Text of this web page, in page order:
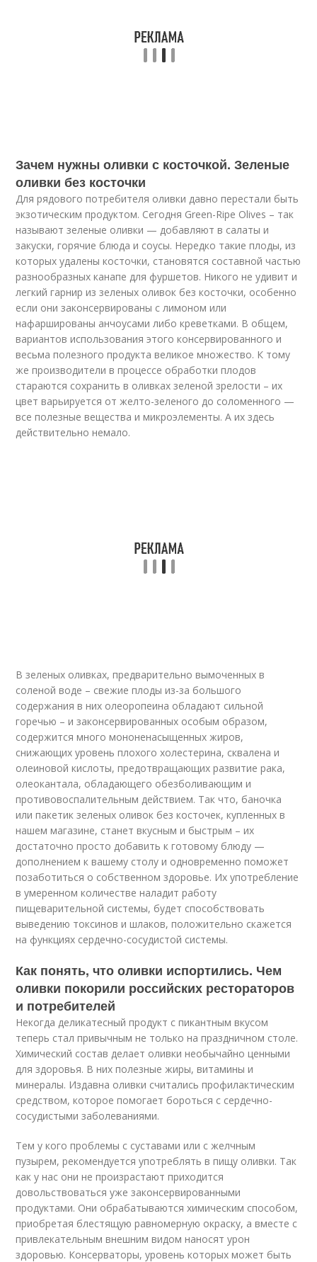
Зачем нужны оливки с косточкой. Зеленые
оливки без косточки
Для рядового потребителя оливки давно перестали быть
экзотическим продуктом. Сегодня Green-Ripe Olives – так
называют зеленые оливки — добавляют в салаты и
закуски, горячие блюда и соусы. Нередко такие плоды, из
которых удалены косточки, становятся составной частью
разнообразных канапе для фуршетов. Никого не удивит и
легкий гарнир из зеленых оливок без косточки, особенно
если они законсервированы с лимоном или
нафаршированы анчоусами либо креветками. В общем,
вариантов использования этого консервированного и
весьма полезного продукта великое множество. К тому
же производители в процессе обработки плодов
стараются сохранить в оливках зеленой зрелости – их
цвет варьируется от желто-зеленого до соломенного —
все полезные вещества и микроэлементы. А их здесь
действительно немало.
В зеленых оливках, предварительно вымоченных в
соленой воде – свежие плоды из-за большого
содержания в них олеоропеина обладают сильной
горечью – и законсервированных особым образом,
содержится много мононенасыщенных жиров,
снижающих уровень плохого холестерина, сквалена и
олеиновой кислоты, предотвращающих развитие рака,
олеокантала, обладающего обезболивающим и
противовоспалительным действием. Так что, баночка
или пакетик зеленых оливок без косточек, купленных в
нашем магазине, станет вкусным и быстрым – их
достаточно просто добавить к готовому блюду —
дополнением к вашему столу и одновременно поможет
позаботиться о собственном здоровье. Их употребление
в умеренном количестве наладит работу
пищеварительной системы, будет способствовать
выведению токсинов и шлаков, положительно скажется
на функциях сердечно-сосудистой системы.
Как понять, что оливки испортились. Чем
оливки покорили российских рестораторов
и потребителей
Некогда деликатесный продукт с пикантным вкусом
теперь стал привычным не только на праздничном столе.
Химический состав делает оливки необычайно ценными
для здоровья. В них полезные жиры, витамины и
минералы. Издавна оливки считались профилактическим
средством, которое помогает бороться с сердечно-
сосудистыми заболеваниями.
Тем у кого проблемы с суставами или с желчным
пузырем, рекомендуется употреблять в пищу оливки. Так
как у нас они не произрастают приходится
довольствоваться уже законсервированными
продуктами. Они обрабатываются химическим способом,
приобретая блестящую равномерную окраску, а вместе с
привлекательным внешним видом наносят урон
здоровью. Консерваторы, уровень которых может быть